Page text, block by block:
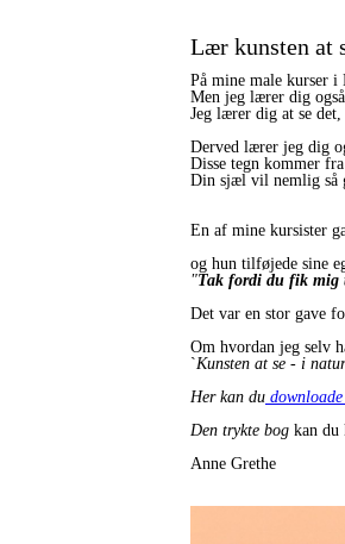
Lær kunsten at
På mine male kurser
Men jeg lærer dig
Jeg lærer dig at se
Derved lærer jeg dig
Disse tegn kommer
Din sjæl vil nemlig så
En af mine kursister
og hun tilføjede sine
"Tak fordi du fik mig
Det var en stor gave
Om hvordan jeg selv
`Kunsten at se - i
Her kan du
Den trykte bog kan du
Anne Grethe